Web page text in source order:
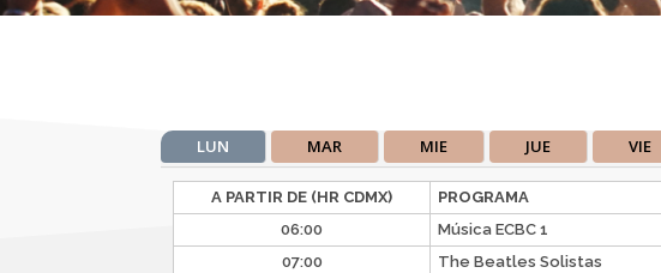
LUN MAR MIE JUE VIE
A PARTIR DE (HR CDMX)
PROGRAMA
06:00
Música ECBC 1
07:00
The Beatles Solistas